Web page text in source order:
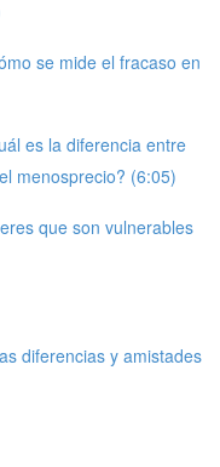
se mide el fracaso en
es la diferencia entre
menosprecio? (6:05)
que son vulnerables
diferencias y amistades